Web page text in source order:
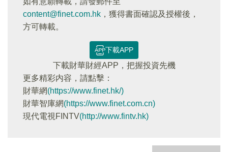
content@finet.com.hk ，獲得書面確認及授權後，
方可轉載。
下載APP
下載財華財經APP，把握投資先機
更多精彩内容，請點擊：
財華網(https://www.finet.hk/)
財華智庫網(https://www.finet.com.cn)
現代電視FINTV(http://www.fintv.hk)